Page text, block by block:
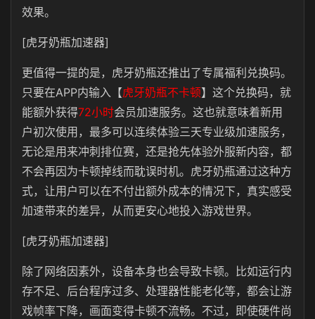
效果。
[虎牙奶瓶加速器]
更值得一提的是，虎牙奶瓶还推出了专属福利兑换码。
只要在APP内输入【虎牙奶瓶不卡顿】这个兑换码，就
能额外获得72小时会员加速服务。这也就意味着新用
户初次使用，最多可以连续体验三天专业级加速服务，
无论是用来冲刺排位赛，还是抢先体验外服新内容，都
不会再因为卡顿掉线而耽误时机。虎牙奶瓶通过这种方
式，让用户可以在不付出额外成本的情况下，真实感受
加速带来的差异，从而更安心地投入游戏世界。
[虎牙奶瓶加速器]
除了网络因素外，设备本身也会导致卡顿。比如运行内
存不足、后台程序过多、处理器性能老化等，都会让游
戏帧率下降，画面变得卡顿不流畅。不过，即使硬件尚